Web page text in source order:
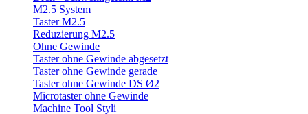
M2.5 System
Taster M2.5
Reduzierung M2.5
Ohne Gewinde
Taster ohne Gewinde abgesetzt
Taster ohne Gewinde gerade
Taster ohne Gewinde DS Ø2
Microtaster ohne Gewinde
Machine Tool Styli